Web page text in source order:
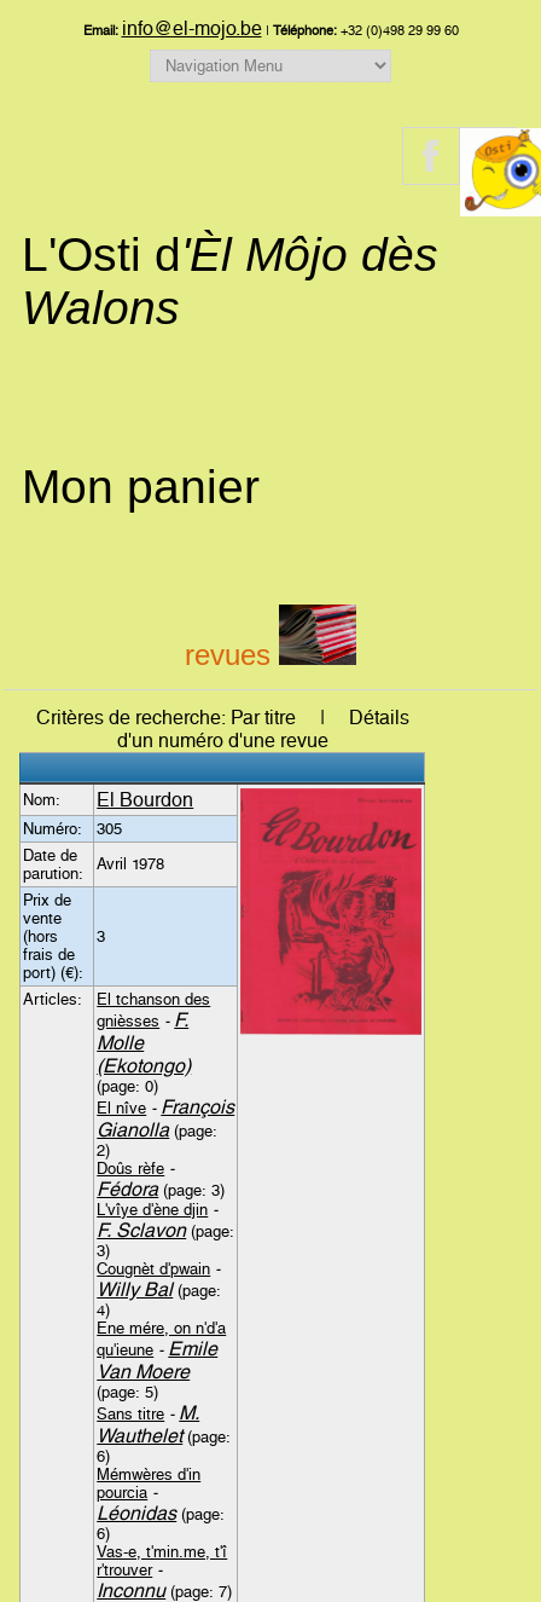
Email: info@el-mojo.be| Téléphone:+32 (0)498 29 99 60
L'Osti d'Èl Môjo dès
Walons
Mon panier
revues
Critères de recherche: Par titre | Détails
d'un numéro d'une revue
Nom: El Bourdon
Numéro:
305
Date de
parution:
Avril 1978
Prix de
vente
(hors
frais de
port) (€):
3
Articles:
El tchanson des
gnièsses - F.
Molle
(Ekotongo)
(page: 0)
El nîve - François
Gianolla(page:
2)
Doûs rèfe -
Fédora(page: 3)
L'vîye d'ène djin -
F. Sclavon(page:
3)
Cougnèt d'pwain -
Willy Bal(page:
4)
Ene mére, on n'd'a
qu'ieune - Emile
Van Moere
(page: 5)
Sans titre - M.
Wauthelet(page:
6)
Mémwères d'in
pourcia -
Léonidas(page:
6)
Vas-e, t'min.me, t'î
r'trouver -
Inconnu(page: 7)